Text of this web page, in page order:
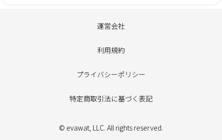
運営会社
利用規約
プライバシーポリシー
特定商取引法に基づく表記
© evawat, LLC. All rights reserved.